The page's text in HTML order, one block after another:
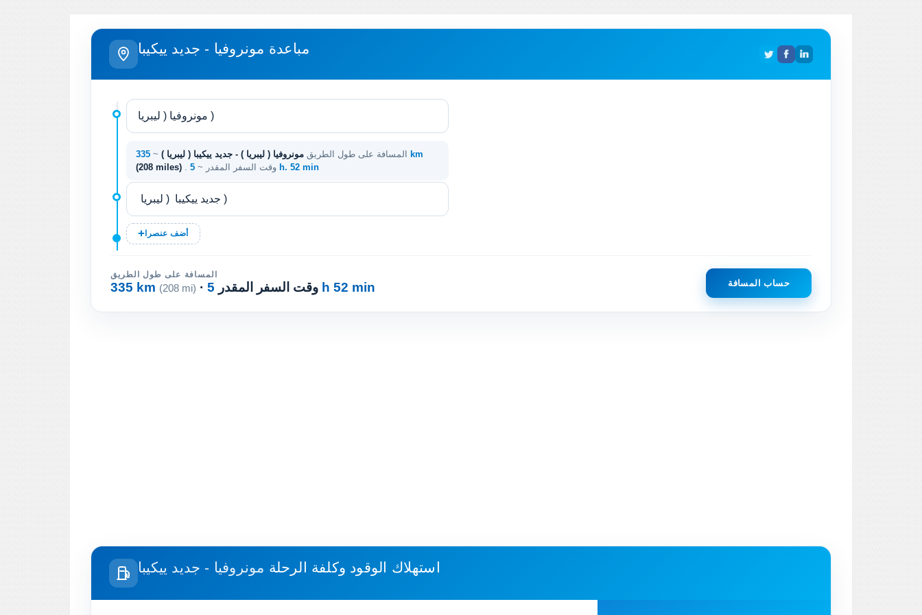
مباعدة مونروفيا - جديد ييكيبا
المسافة على طول الطريق مونروفيا ( ليبريا ) - جديد ييكيبا ( ليبريا ) ~
335 km
(208 miles)
. وقت السفر المقدر ~ 5 h. 52 min
أضف عنصرا
المسافة على طول الطريق
335 km (208 mi) · وقت السفر المقدر 5 h 52 min حساب المسافة
استهلاك الوقود وكلفة الرحلة مونروفيا - جديد ييكيبا